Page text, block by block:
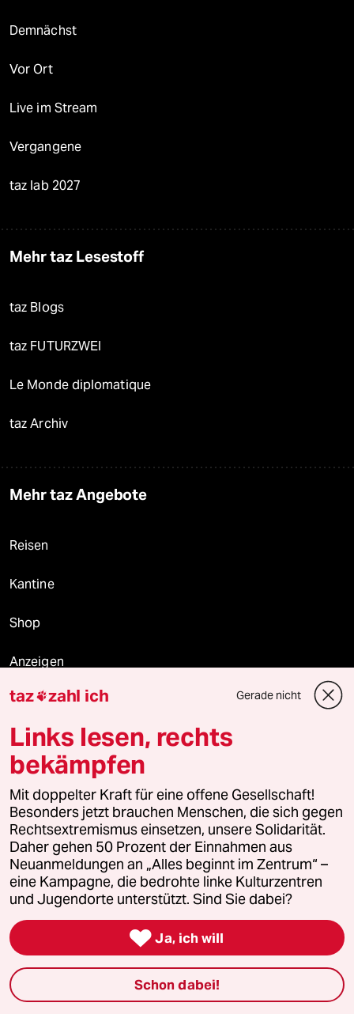
Demnächst
Vor Ort
Live im Stream
Vergangene
taz lab 2027
Mehr taz Lesestoff
taz Blogs
taz FUTURZWEI
Le Monde diplomatique
taz Archiv
Mehr taz Angebote
Reisen
Kantine
Shop
Anzeigen
Fragen & Hilfe
Aboservice
ePaper Login
Downloads für Abonnierende
© 2026 taz Verlags und Vertriebs GmbH
Alle Rechte vorbehalten. Bei rechtlichen Fragen oder für Genehmigungen
wenden Sie sich bitte an
taz zahl ich Gerade nicht
Links lesen, rechts
bekämpfen
Mit doppelter Kraft für eine offene Gesellschaft!
Besonders jetzt brauchen Menschen, die sich gegen
Rechtsextremismus einsetzen, unsere Solidarität.
Daher gehen 50 Prozent der Einnahmen aus
Neuanmeldungen an „Alles beginnt im Zentrum“ –
eine Kampagne, die bedrohte linke Kulturzentren
und Jugendorte unterstützt. Sind Sie dabei?
 Ja, ich will
Schon dabei!